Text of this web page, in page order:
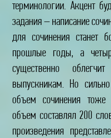
терминологии. Акцент
задания – написание
для сочинения
прошлые годы, а
существенно
выпускникам. Но
объем сочинения тоже
объем составлял 200
произведения